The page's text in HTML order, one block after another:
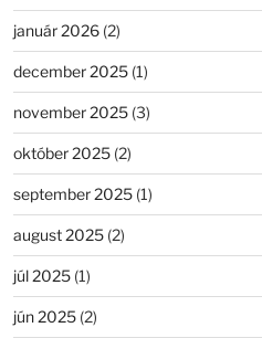
január 2026(2)
december 2025(1)
november 2025(3)
október 2025(2)
september 2025(1)
august 2025(2)
júl 2025(1)
jún 2025(2)